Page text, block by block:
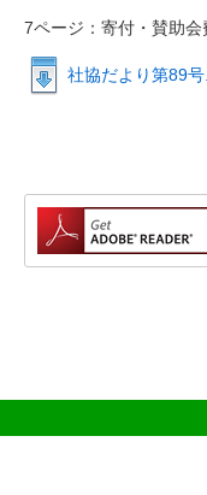
7ページ：寄付・賛助
社協だより第89